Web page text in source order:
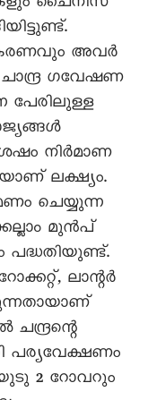
അവർ
ചാന്ദ്ര ഗവേഷണ
നിർമാണ
ലക്ഷ്യം.
ചെയ്യുന്ന
മുൻപ്‌
പദ്ധതിയുണ്ട്‌.
ലാന്റർ
ചന്ദ്രന്റെ
പര്യവേക്ഷണം
2 റോവറും